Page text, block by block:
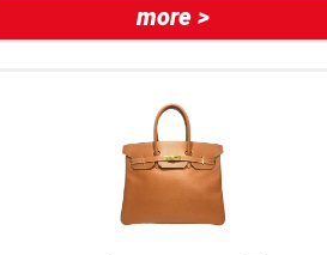
more >